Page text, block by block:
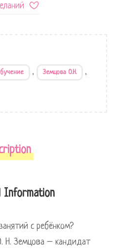
, Земцова О.Н. ,
Information
с ребёнком?
Н. Земцова – кандидат